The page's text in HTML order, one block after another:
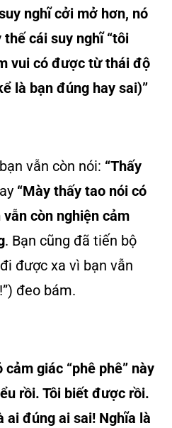
nghĩ cởi mở hơn, nó
cái suy nghĩ “tôi
vui có được từ thái độ
là bạn đúng hay sai)”
vẫn còn nói: “Thấy
“Mày thấy tao nói có
còn nghiện cảm
. Bạn cũng đã tiến bộ
được xa vì bạn vẫn
đeo bám.
giác “phê phê” này
rồi. Tôi biết được rồi.
ai đúng ai sai! Nghĩa là